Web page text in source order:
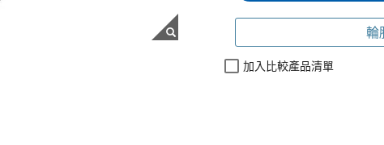
輪
加入比較產品清單